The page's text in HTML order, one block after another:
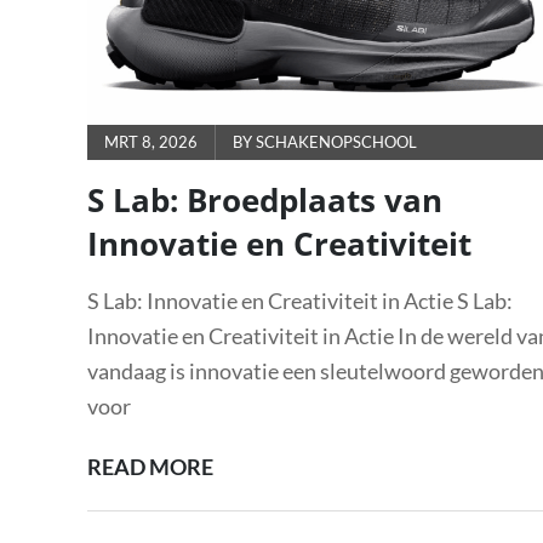
POSTED
ON
MRT 8, 2026 BYSCHAKENOPSCHOOL
S Lab: Broedplaats van
Innovatie en Creativiteit
S Lab: Innovatie en Creativiteit in Actie S Lab:
Innovatie en Creativiteit in Actie In de wereld
vandaag is innovatie een sleutelwoord geworden
voor
READ MORES